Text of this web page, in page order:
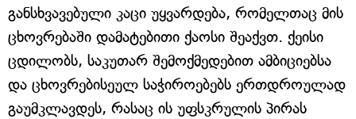
განსხვავებული კაცი უყვარდება, რომელთაც მის
ცხოვრებაში დამატებითი ქაოსი შეაქვთ. ქეისი
ცდილობს, საკუთარ შემოქმედებით ამბიციებსა
და ცხოვრებისეულ საჭიროებებს ერთდროულად
გაუმკლავდეს, რასაც ის უფსკრულის პირას